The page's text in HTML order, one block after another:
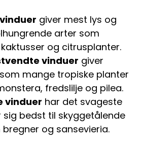
giver mest lys og
arter som
og citrusplanter.
vinduer giver
mange tropiske planter
fredslilje og pilea.
vinduer har det svageste
sig bedst til skyggetålende
og sansevieria.